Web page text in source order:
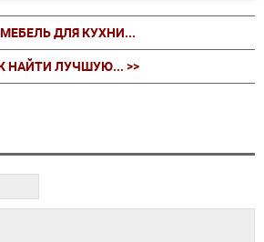
МЕБЕЛЬ ДЛЯ КУХНИ...
НАЙТИ ЛУЧШУЮ... >>